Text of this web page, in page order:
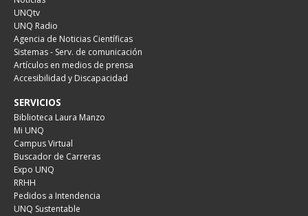
UNQtv
UNQ Radio
Agencia de Noticias Científicas
Sistemas - Serv. de comunicación
Artículos en medios de prensa
Accesibilidad y Discapacidad
SERVICIOS
Biblioteca Laura Manzo
Mi UNQ
Campus Virtual
Buscador de Carreras
Expo UNQ
RRHH
Pedidos a Intendencia
UNQ Sustentable